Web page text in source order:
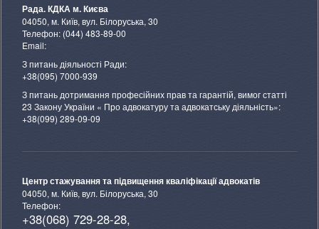
Рада. КДКА м. Києва
04050, м. Київ, вул. Білоруська, 30
Телефон: (044) 483-89-00
Email:
З питань діяльності Ради:
+38(095) 7000-939
З питань дотримання професійних прав та гарантій, вимог статті
23 Закону України « Про адвокатуру та адвокатську діяльність»:
+38(099) 289-09-09
Центр стажування та підвищення кваліфікації адвокатів
04050, м. Київ, вул. Білоруська, 30
Телефон:
+38(068) 729-28-28,